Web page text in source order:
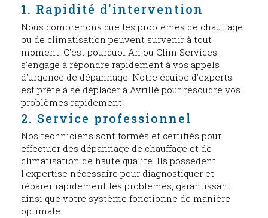
1. Rapidité d'intervention
Nous comprenons que les problèmes de chauffage
ou de climatisation peuvent survenir à tout
moment. C'est pourquoi Anjou Clim Services
s'engage à répondre rapidement à vos appels
d'urgence de dépannage. Notre équipe d'experts
est prête à se déplacer à Avrillé pour résoudre vos
problèmes rapidement.
2. Service professionnel
Nos techniciens sont formés et certifiés pour
effectuer des dépannage de chauffage et de
climatisation de haute qualité. Ils possèdent
l'expertise nécessaire pour diagnostiquer et
réparer rapidement les problèmes, garantissant
ainsi que votre système fonctionne de manière
optimale.